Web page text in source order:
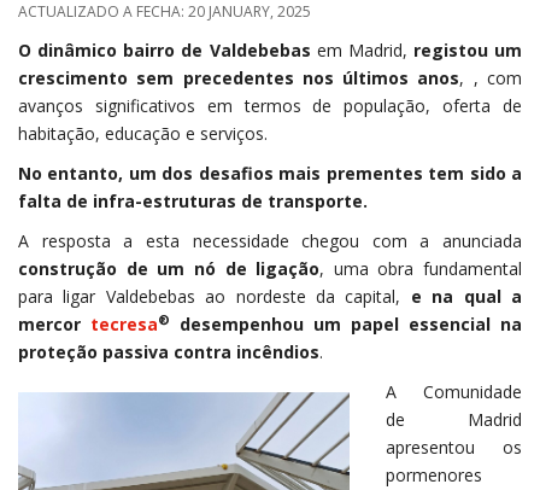
ACTUALIZADO A FECHA: 20 JANUARY, 2025
O dinâmico bairro de Valdebebas em Madrid, registou um
crescimento sem precedentes nos últimos anos, , com
avanços significativos em termos de população, oferta de
habitação, educação e serviços.
No entanto, um dos desafios mais prementes tem sido a
falta de infra-estruturas de transporte.
A resposta a esta necessidade chegou com a anunciada
construção de um nó de ligação, uma obra fundamental
para ligar Valdebebas ao nordeste da capital, e na qual a
mercor tecresa®
desempenhou um papel essencial na
proteção passiva contra incêndios.
A Comunidade
de Madrid
apresentou os
pormenores